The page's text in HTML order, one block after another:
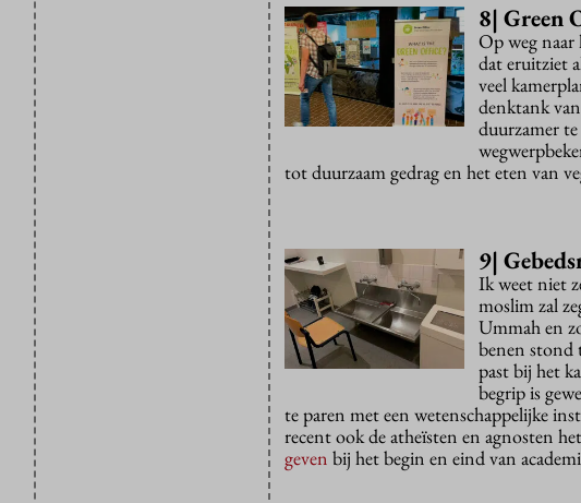
8| Green
Op weg
dat eruitziet
veel
denktank
duurzamer
tot duurzaam gedrag en het eten van
9|
Ik weet niet
moslim zal
Ummah en
benen stond
past bij het
begrip is
te paren met een wetenschappelijke
recent ook de atheïsten en agnosten
geven bij het begin en eind van